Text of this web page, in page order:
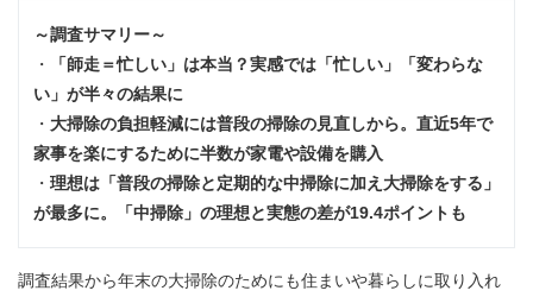
～調査サマリー～
・
「師走＝忙しい」は本当？実感では「忙しい」「変わらな
い」が半々の結果に
・ 大掃除の負担軽減には普段の掃除の見直しから。直近5年で
家事を楽にするために半数が家電や設備を購入
・ 理想は「普段の掃除と定期的な中掃除に加え大掃除をする」
が最多に。「中掃除」の理想と実態の差が19.4ポイントも
調査結果から年末の大掃除のためにも住まいや暮らしに取り入れ